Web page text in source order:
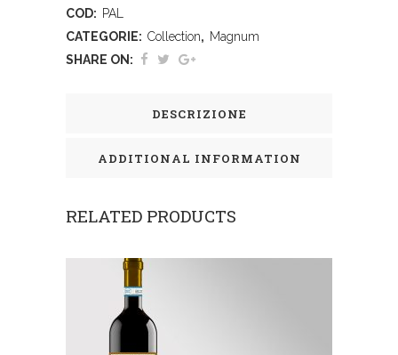
COD: PAL
CATEGORIE: Collection, Magnum
SHARE ON:
DESCRIZIONE
ADDITIONAL INFORMATION
RELATED PRODUCTS